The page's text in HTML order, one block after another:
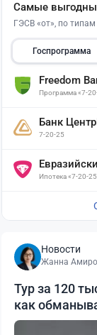
Самые
ГЭСВ «от», по
Госпрограмма
Freedom
Программа «7-
Банк
7-20-25
Ипотека «7-20-
Новости
Жанна
Тур за 120
как